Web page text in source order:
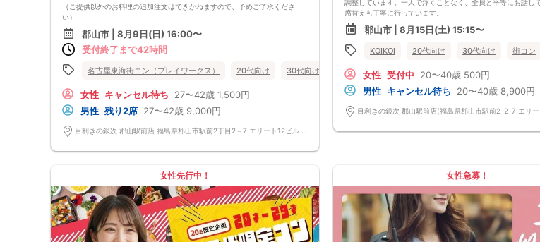
（ご提供以外のお料理の追加注文はできかねますので、予めご了承くださ
い）
★1名参加OK★
他の1名参加の方とペアになりますし、友達作りにも最適です。
基本的には２：２のグループトークとなります。
★プロフィールカードにより会話のキッカケもバッチリ★
なんてことは絶対ありません！
プロフィールカードを活用し、「はじめまして」から会話を楽しみましょ
う。
完全着席型で席替えはできる限り行います。
絡先交換ができなかった」なんてことはありません。
【お客様へのお願い】
1. ２名様以上でのご参加は必ず同性同士でお申し込みください。
2. 服装の指定はございません。多くのお客様はカジュアルな格好でおこし
になられています。
3. 開催判断はイベント前日の時点で男性３名・女性３名以上のお申し込み
からになりますが、当日に参加者のキャンセルで比率が崩れた場合や開催
郡山市 | 8月9日(日) 16:00〜
受付終了まで42時間
名古屋東海街コン（プレイワークス） 20代向け 30代向け 40代向け 街コン 食事あり 福島県
女性 キャンセル待ち 27〜42歳 1,500円
男性 残り2席 27〜42歳 9,000円
調整しています。一人で浮くことなく、全員と平等にお話し
席替えも丁寧に行っています。
会話を盛り上げるプロフィールシート＆アニメ一覧表！
→ 趣味や好みからスムーズに会話がスタート！「何を話そう
となく、共通の話題で盛り上がれます。
自然なつながりをサポートするマッチングゲーム開催！
るように返却されるので安心です。
■最少催行人数
男女2対2
■中止判断タイミング
前日20時、または開催6時間前の時点で最少開催人数に満たな
郡山市 | 8月15日(土) 15:15〜
KOIKOI 20代向け 30代向け 街コン
女性 受付中 20〜40歳 500円
男性 キャンセル待ち 20〜40歳 8,900円
女性先行中！ 女性急募！